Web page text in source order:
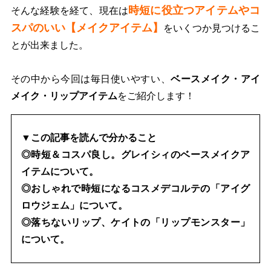
そんな経験を経て、現在は 時短に役立つアイテムやコ
スパのいい【メイクアイテム】
をいくつか見つけるこ
とが出来ました。
その中から今回は毎日使いやすい、ベースメイク・アイ
メイク・リップアイテムをご紹介します！
▼この記事を読んで分かること
◎時短＆コスパ良し。グレイシィのベースメイクア
イテムについて。
◎おしゃれで時短になるコスメデコルテの「アイグ
ロウジェム」について。
◎落ちないリップ、ケイトの「リップモンスター」
について。